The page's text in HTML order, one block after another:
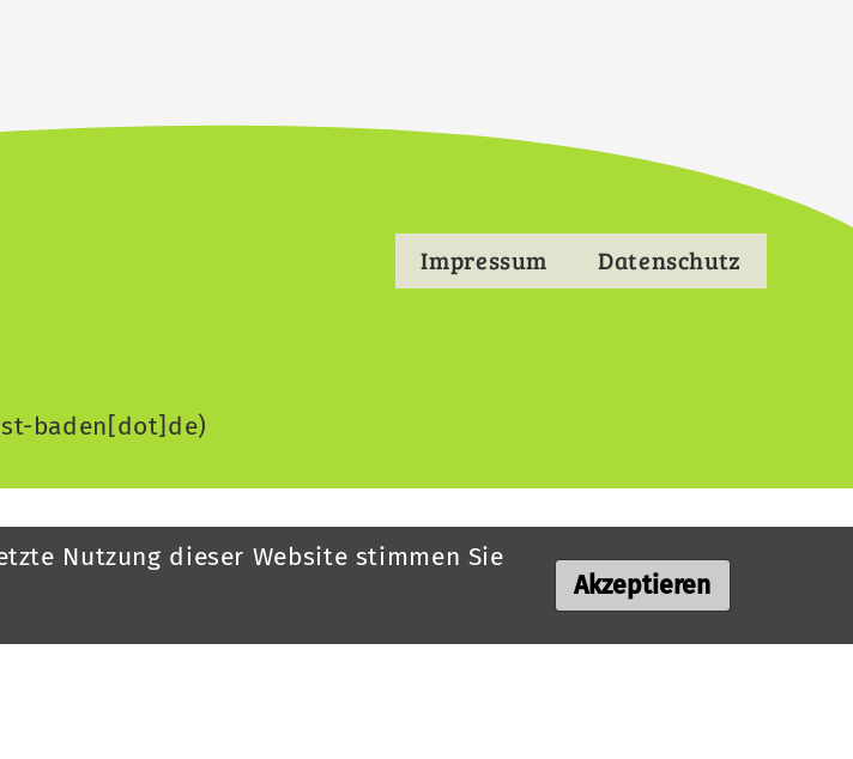
Footermenu
Impressum Datenschutz
baden[dot]de)
Nutzung dieser Website stimmen Sie
Akzeptieren